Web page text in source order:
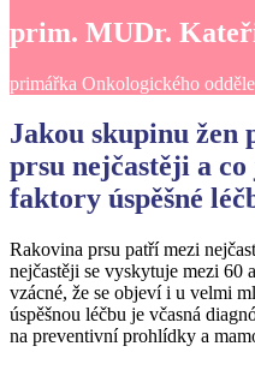
prim. MUDr.
primářka Onkologického
Jakou skupinu žen
prsu nejčastěji a
faktory úspěšné
Rakovina prsu patří mezi
nejčastěji se vyskytuje mezi 60
vzácné, že se objeví i u velmi
úspěšnou léčbu je včasná
na preventivní prohlídky a